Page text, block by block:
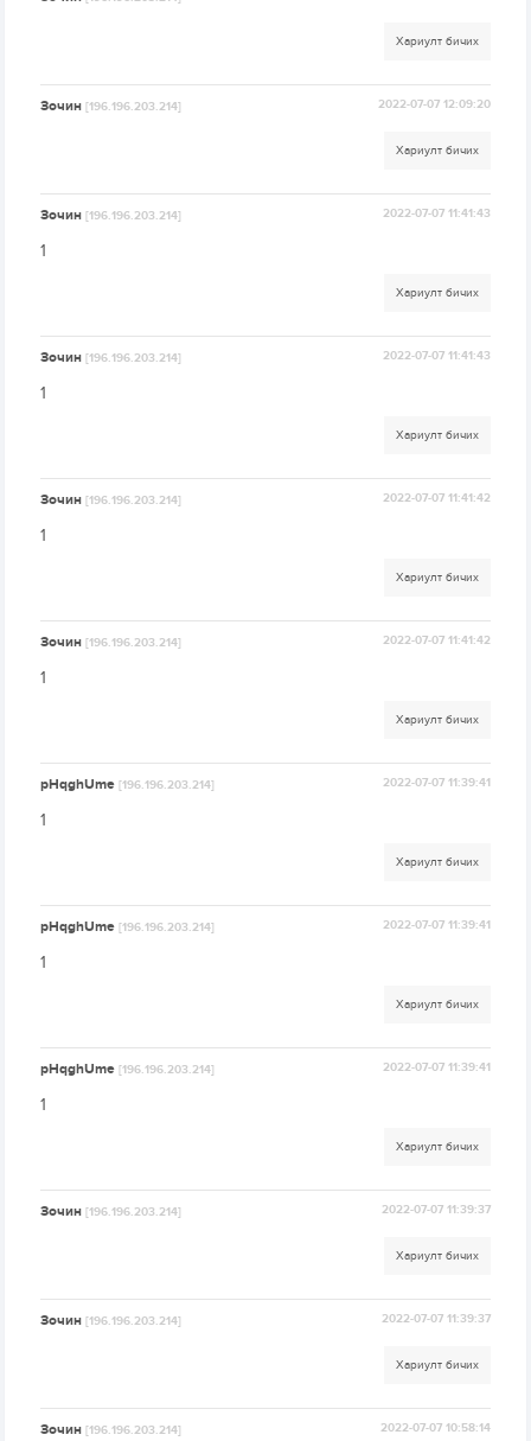
Хариулт бичих
Зочин[196.196.203.214] 2022-07-07 12:09:20
Хариулт бичих
Зочин[196.196.203.214] 2022-07-07 11:41:43
1
Хариулт бичих
Зочин[196.196.203.214] 2022-07-07 11:41:43
1
Хариулт бичих
Зочин[196.196.203.214] 2022-07-07 11:41:42
1
Хариулт бичих
Зочин[196.196.203.214] 2022-07-07 11:41:42
1
Хариулт бичих
pHqghUme[196.196.203.214] 2022-07-07 11:39:41
1
Хариулт бичих
pHqghUme[196.196.203.214] 2022-07-07 11:39:41
1
Хариулт бичих
pHqghUme[196.196.203.214] 2022-07-07 11:39:41
1
Хариулт бичих
Зочин[196.196.203.214] 2022-07-07 11:39:37
Хариулт бичих
Зочин[196.196.203.214] 2022-07-07 11:39:37
Хариулт бичих
Зочин[196.196.203.214] 2022-07-07 10:58:14